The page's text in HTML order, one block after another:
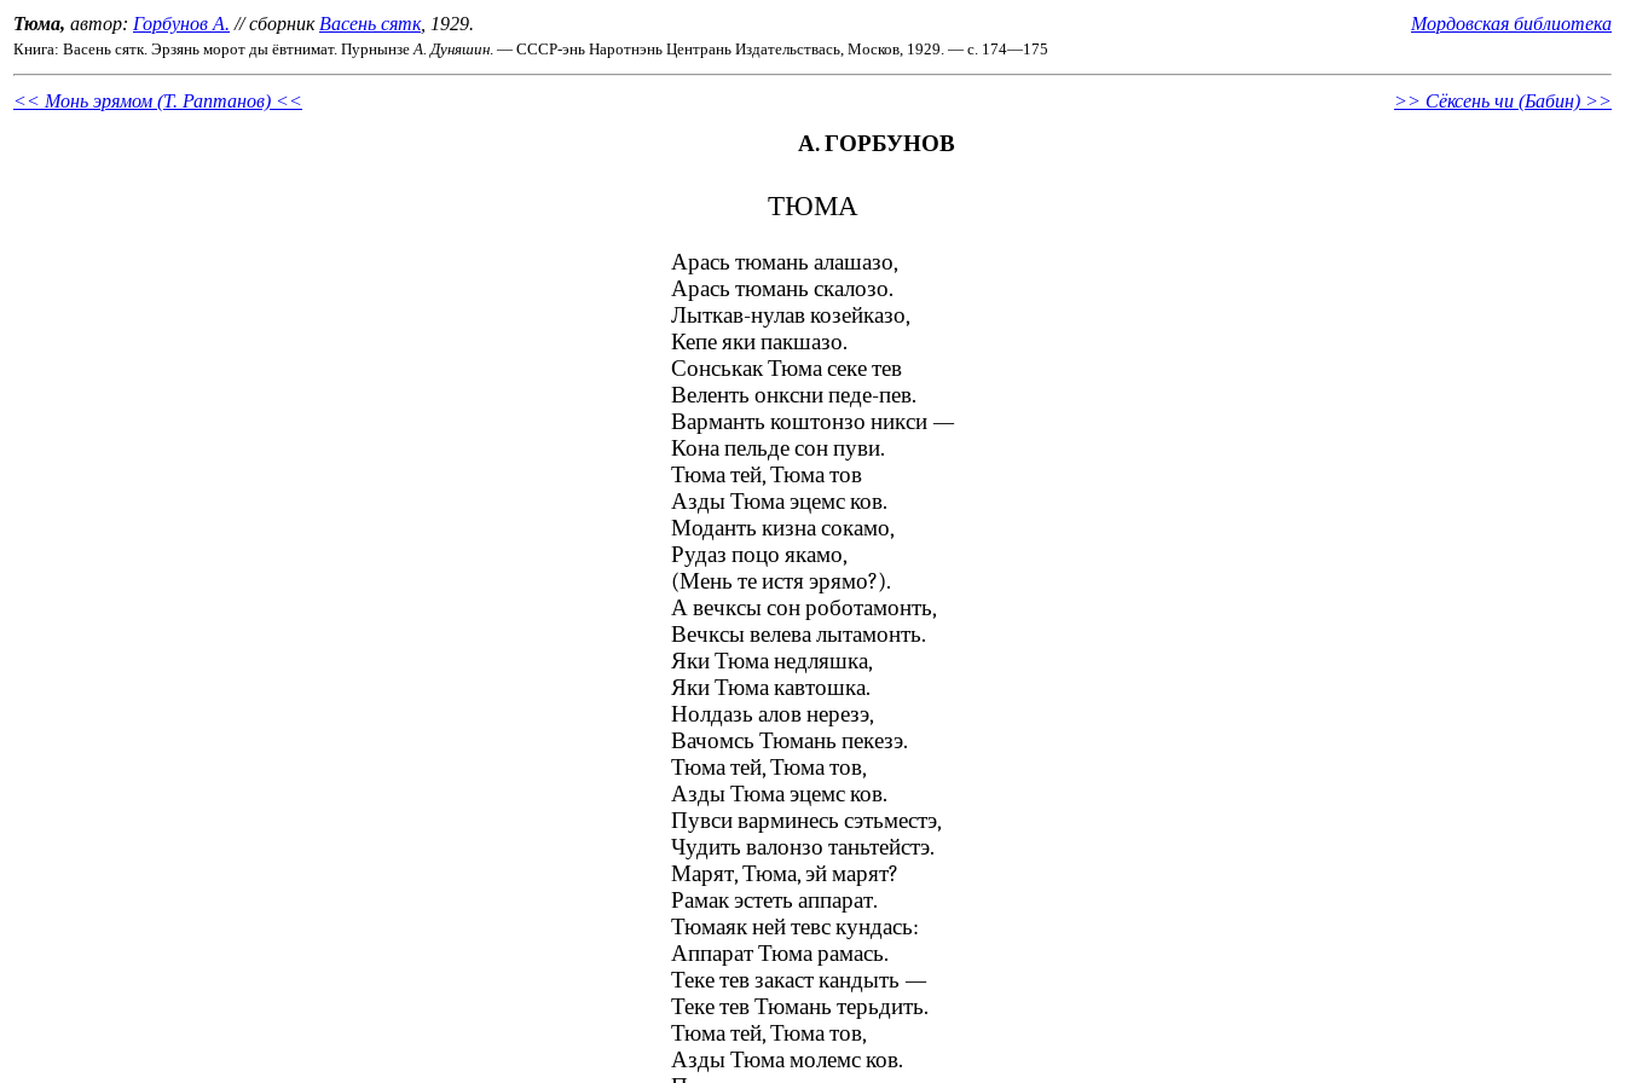
Тюма, автор: Горбунов А. // сборник Васень сятк, 1929. Мордовская библиотека
Книга: Васень сятк. Эрзянь морот ды ёвтнимат. ПурнынзеА. Дуняшин. — СССР-энь Наротнэнь Центрань Издательствась, Москов, 1929. — с. 174—175
<< Монь эрямом (Т. Раптанов) << >> Сёксень чи (Бабин) >>
А. ГОРБУНОВ
ТЮМА
Арась тюмань алашазо,
Арась тюмань скалозо.
Лыткав-нулав козейказо,
Кепе яки пакшазо.
Сонськак Тюма секе тев
Веленть онксни педе-пев.
Варманть коштонзо никси —
Кона пельде сон пуви.
Тюма тей, Тюма тов
Азды Тюма эцемс ков.
Моданть кизна сокамо,
Рудаз поцо якамо,
(Мень те истя эрямо?).
А вечксы сон роботамонть,
Вечксы велева лытамонть.
Яки Тюма недляшка,
Яки Тюма кавтошка.
Нолдазь алов нерезэ,
Вачомсь Тюмань пекезэ.
Тюма тей, Тюма тов,
Азды Тюма эцемс ков.
Пувси варминесь сэтьместэ,
Чудить валонзо таньтейстэ.
Марят, Тюма, эй марят?
Рамак эстеть аппарат.
Тюмаяк ней тевс кундась:
Аппарат Тюма рамась.
Теке тев закаст кандыть —
Теке тев Тюмань терьдить.
Тюма тей, Тюма тов,
Азды Тюма молемс ков.